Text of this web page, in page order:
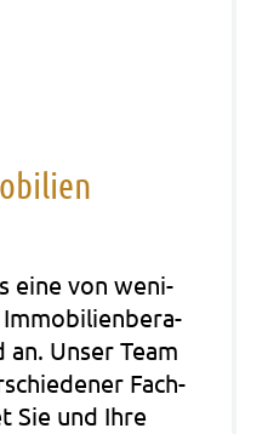
eine von weni­
Immo­bi­li­en­be­ra­
Unser Team
Fach­
Sie und Ihre